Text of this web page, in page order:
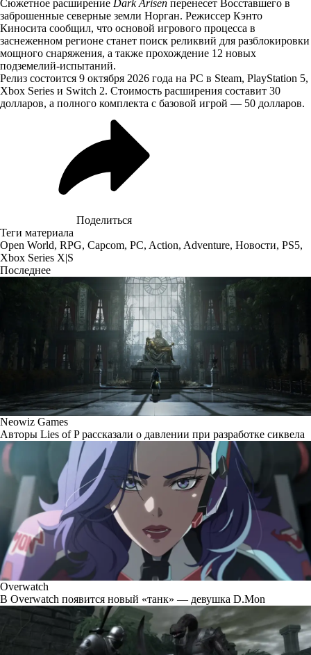
Сюжетное расширение Dark Arisen перенесет Восставшего в
заброшенные северные земли Норган. Режиссер Кэнто
Киносита сообщил, что основой игрового процесса в
заснеженном регионе станет поиск реликвий для разблокировки
мощного снаряжения, а также прохождение 12 новых
подземелий-испытаний.
Релиз состоится 9 октября 2026 года на PC в Steam, PlayStation 5,
Xbox Series и Switch 2. Стоимость расширения составит 30
долларов, а полного комплекта с базовой игрой — 50 долларов.
Поделиться
Теги материала
Open World, RPG, Capcom, PC, Action, Adventure, Новости, PS5,
Xbox Series X|S
Последнее
Neowiz Games
Авторы Lies of P рассказали о давлении при разработке сиквела
Overwatch
В Overwatch появится новый «танк» — девушка D.Mon